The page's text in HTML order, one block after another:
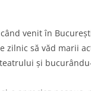
venit în
zilnic să văd marii
și